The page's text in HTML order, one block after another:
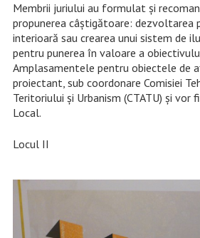
Membrii juriului au formulat și
propunerea câștigătoare: dezvoltarea
interioară sau crearea unui sistem de
pentru punerea în valoare a
Amplasamentele pentru obiectele de
proiectant, sub coordonare Comisiei
Teritoriului și Urbanism (CTATU) și vor
Local.
Locul II